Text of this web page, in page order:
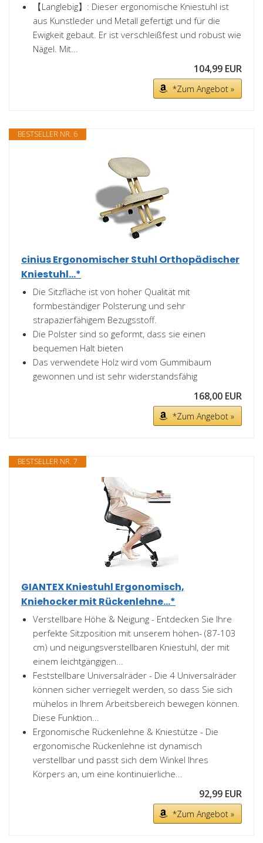
【Langlebig】: Dieser ergonomische Kniestuhl ist
aus Kunstleder und Metall gefertigt und für die
Ewigkeit gebaut. Er ist verschleißfest und robust wie
Nägel. Mit...
104,99 EUR
*Zum Angebot »
BESTSELLER NR. 6
cinius Ergonomischer Stuhl Orthopädischer
Kniestuhl...*
Die Sitzfläche ist von hoher Qualität mit
formbeständiger Polsterung und sehr
strapazierfähigem Bezugsstoff.
Die Polster sind so geformt, dass sie einen
bequemen Halt bieten
Das verwendete Holz wird vom Gummibaum
gewonnen und ist sehr widerstandsfähig
168,00 EUR
*Zum Angebot »
BESTSELLER NR. 7
GIANTEX Kniestuhl Ergonomisch,
Kniehocker mit Rückenlehne...*
Verstellbare Höhe & Neigung - Entdecken Sie Ihre
perfekte Sitzposition mit unserem höhen- (87-103
cm) und neigungsverstellbaren Kniestuhl, der mit
einem leichtgängigen...
Feststellbare Universalräder - Die 4 Universalräder
können sicher verriegelt werden, so dass Sie sich
mühelos in Ihrem Arbeitsbereich bewegen können.
Diese Funktion...
Ergonomische Rückenlehne & Kniestütze - Die
ergonomische Rückenlehne ist dynamisch
verstellbar und passt sich dem Winkel Ihres
Körpers an, um eine kontinuierliche...
92,99 EUR
*Zum Angebot »